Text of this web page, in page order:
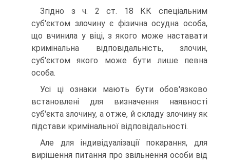
Згідно з ч. 2 ст. 18 КК спеціальним
суб'єктом злочину є фізична осудна особа,
що вчинила у віці, з якого може наставати
кримінальна відповідальність, злочин,
суб'єктом якого може бути лише певна
особа.
Усі ці ознаки мають бути обов'язково
встановлені для визначення наявності
суб'єкта злочину, а отже, й складу злочину як
підстави кримінальної відповідальності.
Але для індивідуалізації покарання, для
вирішення питання про звільнення особи від